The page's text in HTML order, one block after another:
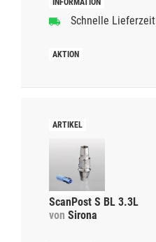
Schnelle Lieferzeit
ScanPost S BL 3.3L
von Sirona